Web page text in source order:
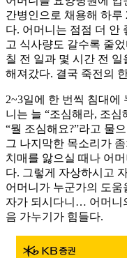
간병인으로 채용해 하루
다. 어머니는 점점 더 안
고 식사량도 갈수록 줄
칠 전 일과 몇 시간 전
해져갔다. 결국 죽전의
2~3일에 한 번씩 침대에
니는 늘 “조심해라, 조
“뭘 조심해요?”라고 물
그 나지막한 목소리가
치매를 앓으실 때나 어
다. 그렇게 자상하시고
어머니가 누군가의 도
자가 되시다니… 어머니
음 가누기가 힘들다.